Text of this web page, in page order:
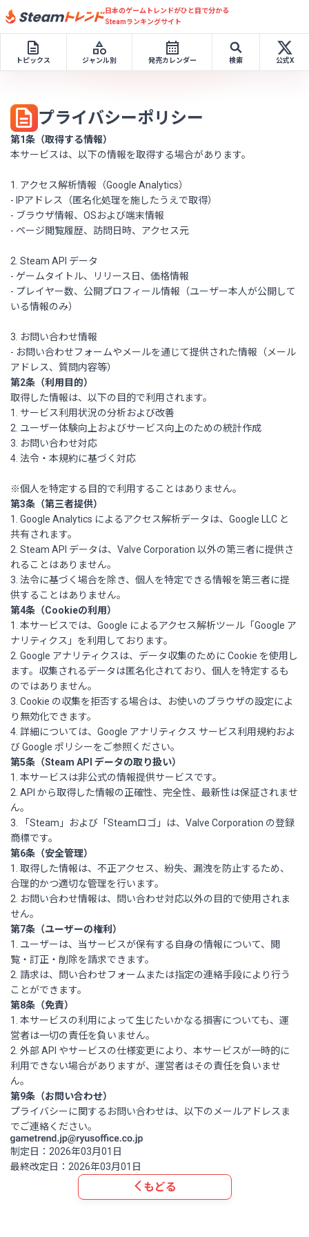
日本のゲームトレンドがひと目で分かる
Steamランキングサイト
トピックス ジャンル別 発売カレンダー 検索 公式X
プライバシーポリシー
第1条（取得する情報）
本サービスは、以下の情報を取得する場合があります。
1. アクセス解析情報（Google Analytics）
- IPアドレス（匿名化処理を施したうえで取得）
- ブラウザ情報、OSおよび端末情報
- ページ閲覧履歴、訪問日時、アクセス元
2. Steam API データ
- ゲームタイトル、リリース日、価格情報
- プレイヤー数、公開プロフィール情報（ユーザー本人が公開して
いる情報のみ）
3. お問い合わせ情報
- お問い合わせフォームやメールを通じて提供された情報（メール
アドレス、質問内容等）
第2条（利用目的）
取得した情報は、以下の目的で利用されます。
1. サービス利用状況の分析および改善
2. ユーザー体験向上およびサービス向上のための統計作成
3. お問い合わせ対応
4. 法令・本規約に基づく対応
※個人を特定する目的で利用することはありません。
第3条（第三者提供）
1. Google Analytics によるアクセス解析データは、Google LLC と
共有されます。
2. Steam API データは、Valve Corporation 以外の第三者に提供さ
れることはありません。
3. 法令に基づく場合を除き、個人を特定できる情報を第三者に提
供することはありません。
第4条（Cookieの利用）
1. 本サービスでは、Google によるアクセス解析ツール「Google ア
ナリティクス」を利用しております。
2. Google アナリティクスは、データ収集のために Cookie を使用し
ます。収集されるデータは匿名化されており、個人を特定するも
のではありません。
3. Cookie の収集を拒否する場合は、お使いのブラウザの設定によ
り無効化できます。
4. 詳細については、Google アナリティクス サービス利用規約およ
び Google ポリシーをご参照ください。
第5条（Steam API データの取り扱い）
1. 本サービスは非公式の情報提供サービスです。
2. API から取得した情報の正確性、完全性、最新性は保証されませ
ん。
3. 「Steam」および「Steamロゴ」は、Valve Corporation の登録
商標です。
第6条（安全管理）
1. 取得した情報は、不正アクセス、紛失、漏洩を防止するため、
合理的かつ適切な管理を行います。
2. お問い合わせ情報は、問い合わせ対応以外の目的で使用されま
せん。
第7条（ユーザーの権利）
1. ユーザーは、当サービスが保有する自身の情報について、閲
覧・訂正・削除を請求できます。
2. 請求は、問い合わせフォームまたは指定の連絡手段により行う
ことができます。
第8条（免責）
1. 本サービスの利用によって生じたいかなる損害についても、運
営者は一切の責任を負いません。
2. 外部 API やサービスの仕様変更により、本サービスが一時的に
利用できない場合がありますが、運営者はその責任を負いませ
ん。
第9条（お問い合わせ）
プライバシーに関するお問い合わせは、以下のメールアドレスま
でご連絡ください。
制定日：2026年03月01日
最終改定日：2026年03月01日
もどる